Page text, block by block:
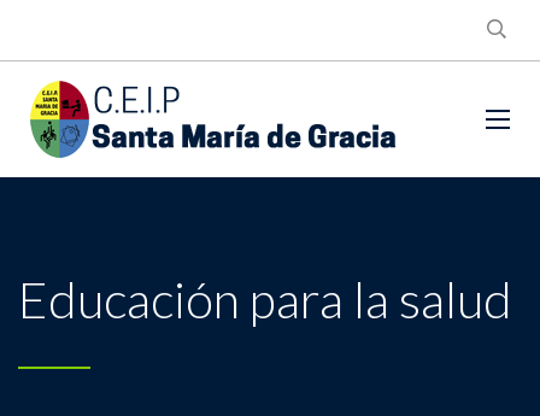
Educación para la salud